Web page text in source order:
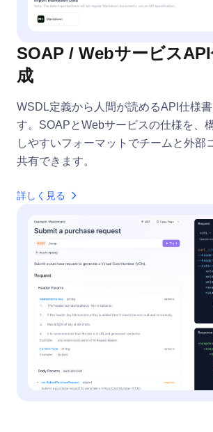
SOAP / Webサービス
成
WSDL定義から人間が読めるAPI仕様
す。SOAPとWebサービスの仕様を、
しやすいフォーマットでチームと外部
共有できます。
詳しく見る